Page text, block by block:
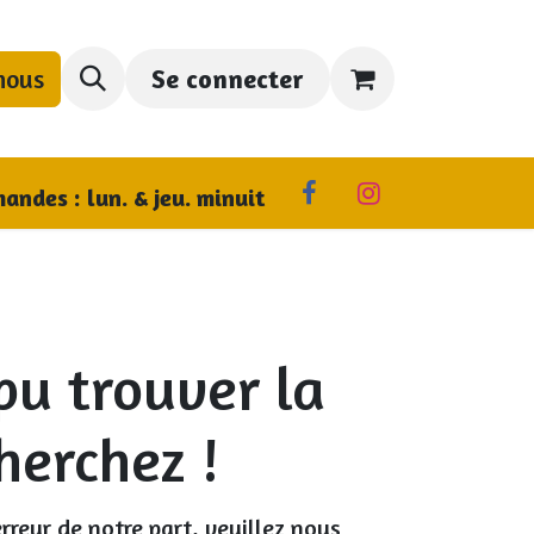
trouver Se connecter
: lun. & jeu. minuit
trouver la
!
de notre part, veuillez nous